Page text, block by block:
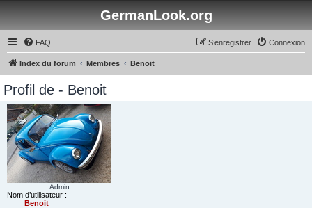
GermanLook.org
FAQ Connexion
S’enregistrer
Index du forum Membres Benoit
Profil de - Benoit
Admin
Nom d’utilisateur :
Benoit